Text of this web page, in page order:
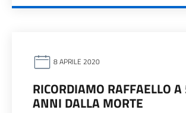
8 APRILE 2020
RICORDIAMO RAFFAELLO
ANNI DALLA MORTE